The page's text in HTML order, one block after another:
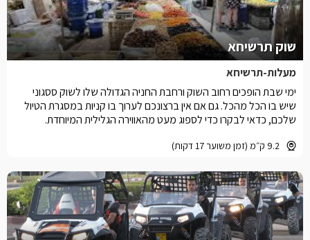
שוק תרשיחא
מעלות-תרשיחא
9.2 ק״מ (זמן משוער 17 דקות)
ימי שבת הופכים רחוב השוק ורחבת החניה הגדולה שלו לשוק ססגוני
שיש בו הכל מהכל. גם אם אין ברצונכם לערוך בו קניות במסגרת הטיול
שלכם, כדאי לבקרו כדי לספוג מעט מהאווירה הגלילית המיוחדת.